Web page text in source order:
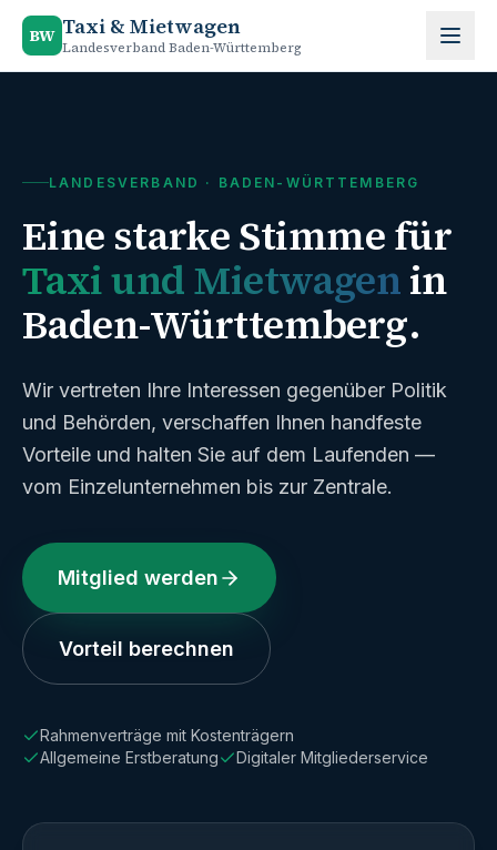
Zum Inhalt springen
BW Taxi & Mietwagen
Landesverband Baden-Württemberg
LANDESVERBAND · BADEN-WÜRTTEMBERG
Eine starke Stimme für
Taxi und Mietwagenin
Baden-Württemberg.
Wir vertreten Ihre Interessen gegenüber Politik
und Behörden, verschaffen Ihnen handfeste
Vorteile und halten Sie auf dem Laufenden —
vom Einzelunternehmen bis zur Zentrale.
Mitglied werden
Vorteil berechnen
Rahmenverträge mit Kostenträgern
Allgemeine Erstberatung
Digitaler Mitgliederservice